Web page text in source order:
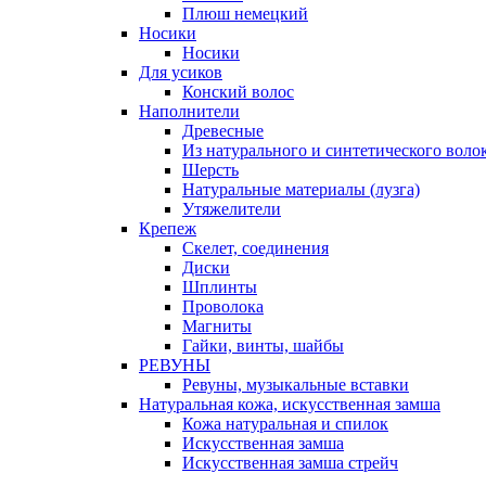
Плюш немецкий
Носики
Носики
Для усиков
Конский волос
Наполнители
Древесные
Из натурального и синтетического
Шерсть
Натуральные материалы (лузга)
Утяжелители
Крепеж
Скелет, соединения
Диски
Шплинты
Проволока
Магниты
Гайки, винты, шайбы
РЕВУНЫ
Ревуны, музыкальные вставки
Натуральная кожа, искусственная замша
Кожа натуральная и спилок
Искусственная замша
Искусственная замша стрейч